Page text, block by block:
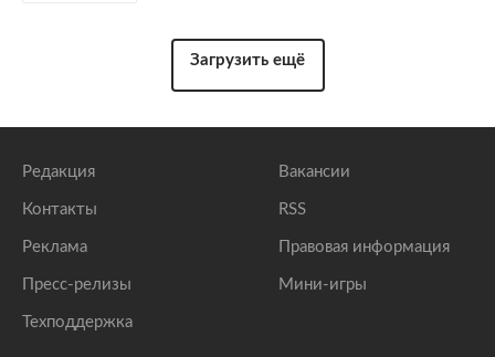
Загрузить ещё
Редакция
Контакты
Реклама
Пресс-релизы
Техподдержка
Вакансии
RSS
Правовая информация
Мини-игры